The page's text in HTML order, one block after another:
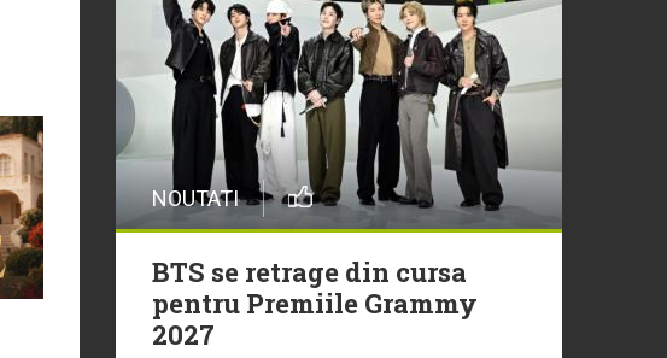
29 Iulie
Trupa Altceva a încheiat
sezonul Morning ZU cu un
moment live memorabil
29 Iulie
NEW MUSIC | 5 piese noi în
playlistul Radio ZU
NOUTATI
BTS se retrage din cursa
pentru Premiile Grammy
2027